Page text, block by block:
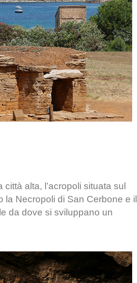
alta, l’acropoli situata sul
la Necropoli di San Cerbone e il
da dove si sviluppano un